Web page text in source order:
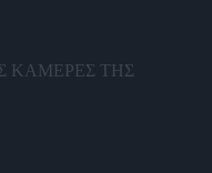
ΚΑΜΕΡΕΣ ΤΗΣ